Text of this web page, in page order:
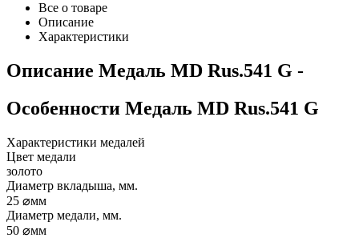
Все о товаре
Описание
Характеристики
Описание Медаль MD Rus.541 G -
Особенности Медаль MD Rus.541 G
Характеристики медалей
Цвет медали
золото
Диаметр вкладыша, мм.
25 ⌀мм
Диаметр медали, мм.
50 ⌀мм